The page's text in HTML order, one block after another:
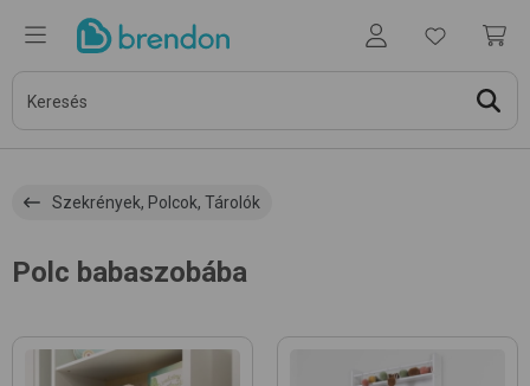
Szekrények, Polcok, Tárolók
Polc babaszobába